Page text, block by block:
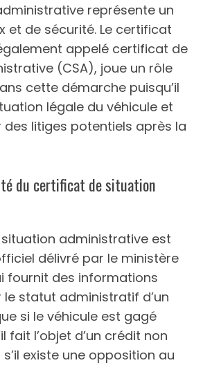
représente un
et de sécurité. Le certificat
appelé certificat de
(CSA), joue un rôle
cette démarche puisqu’il
légale du véhicule et
des litiges potentiels après la
du certificat de situation
administrative est
délivré par le ministère
fournit des informations
le statut administratif d’un
si le véhicule est gagé
fait l’objet d’un crédit non
existe une opposition au